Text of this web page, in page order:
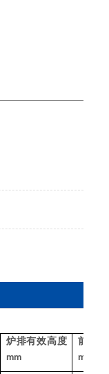
炉排有效高度
mm
前后
mm